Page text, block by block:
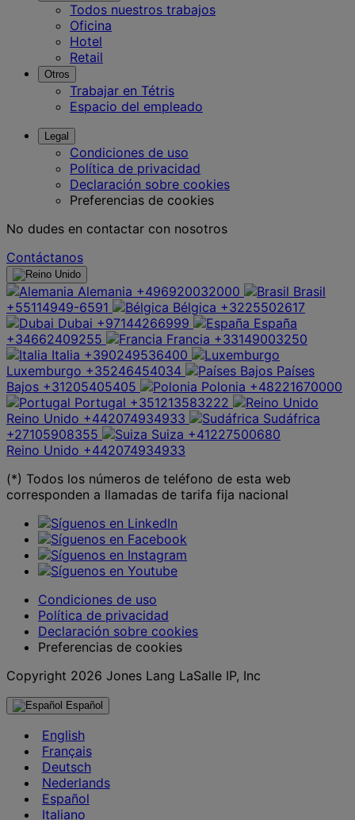
Todos nuestros trabajos
Oficina
Hotel
Retail
Otros
Trabajar en Tétris
Espacio del empleado
Legal
Condiciones de uso
Política de privacidad
Declaración sobre cookies
Preferencias de cookies
No dudes en contactar con nosotros
Contáctanos
Alemania +496920032000
Brasil
+55114949-6591
Bélgica +3225502617
Dubai +97144266999
España
+34662409255
Francia +33149003250
Italia +390249536400
Luxemburgo +35246454034
Países
Bajos +31205405405 Polonia +48221670000
Portugal +351213583222
Reino Unido +442074934933
Sudáfrica
+27105908355
Suiza +41227500680
Reino Unido +442074934933
(*) Todos los números de teléfono de esta web
corresponden a llamadas de tarifa fija nacional
Condiciones de uso
Política de privacidad
Declaración sobre cookies
Preferencias de cookies
Copyright 2026 Jones Lang LaSalle IP, Inc
Español
English
Français
Deutsch
Nederlands
Español
Italiano